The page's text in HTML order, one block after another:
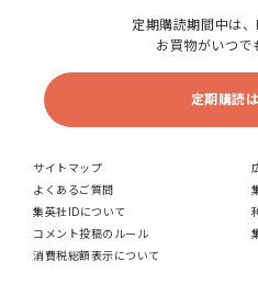
定期購読期間中は、
お買物がいつで
定期購読
サイトマップ
よくあるご質問
集英社IDについて
コメント投稿のルール
消費税総額表示について